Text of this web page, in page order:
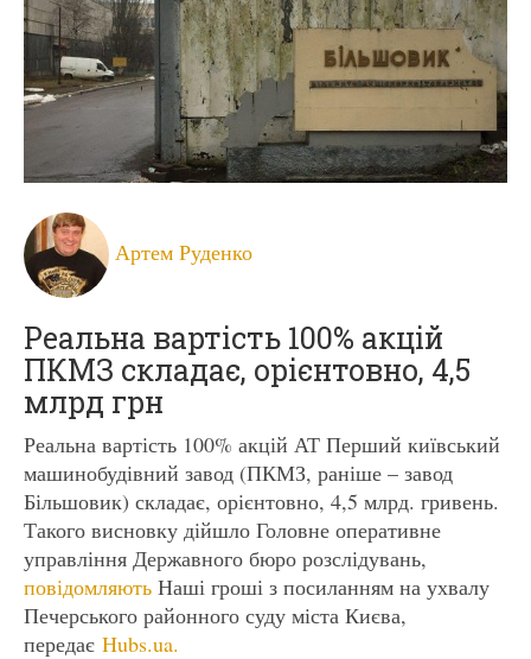
Артем Руденко
Реальна вартість 100% акцій
ПКМЗ складає, орієнтовно, 4,5
млрд грн
Реальна вартість 100% акцій АТ Перший київський
машинобудівний завод (ПКМЗ, раніше – завод
Більшовик) складає, орієнтовно, 4,5 млрд. гривень.
Такого висновку дійшло Головне оперативне
управління Державного бюро розслідувань,
повідомляють Наші гроші з посиланням на ухвалу
Печерського районного суду міста Києва,
передає Hubs.ua.